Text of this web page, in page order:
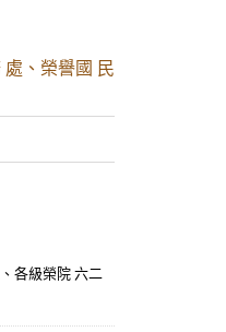
、榮譽國 民
各級榮院 六二